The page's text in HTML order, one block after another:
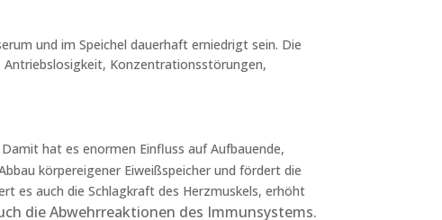
und im Speichel dauerhaft erniedrigt sein. Die
Antriebslosigkeit, Konzentrationsstörungen,
hat es enormen Einfluss auf Aufbauende,
körpereigener Eiweißspeicher und fördert die
es auch die Schlagkraft des Herzmuskels, erhöht
die Abwehrreaktionen des Immunsystems.